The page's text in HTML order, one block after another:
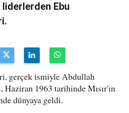
liderlerden Ebu
gerçek ismiyle Abdullah
1963 tarihinde Mısır'ın
dünyaya geldi.